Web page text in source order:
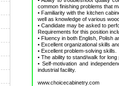
common finishing problems that
• Familiarity with the kitchen
well as knowledge of various
• Candidate may be asked to
Requirements for this position
• Fluency in both English, Polish
• Excellent organizational skills
• Excellent problem-solving skills.
• The ability to stand/walk for long
• Self-motivation and
industrial facility.
www.choicecabinetry.com